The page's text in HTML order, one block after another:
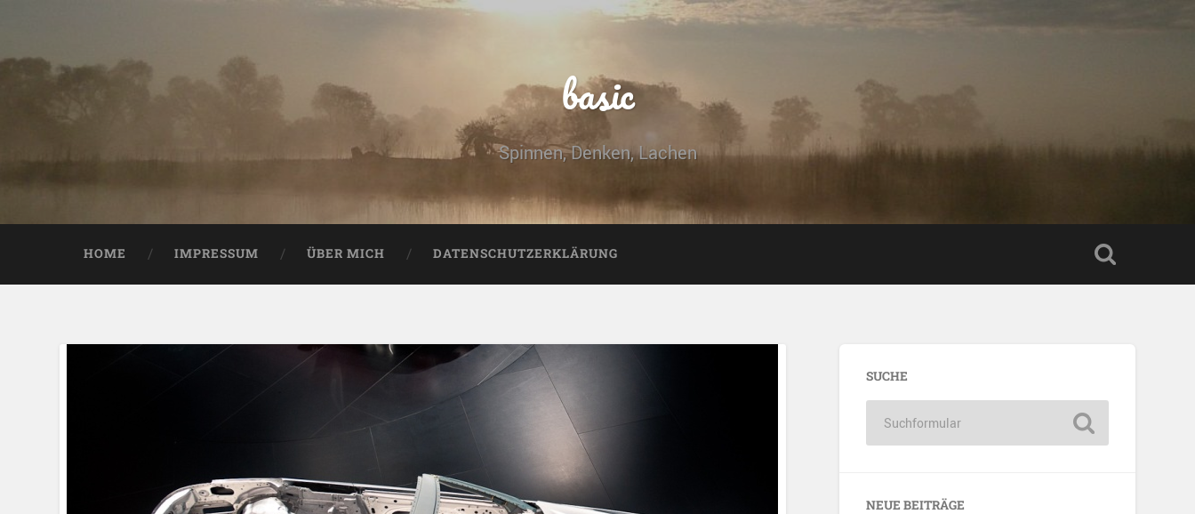
basic
Spinnen, Denken, Lachen
HOME IMPRESSUM ÜBER MICH DATENSCHUTZERKLÄRUNG
SUCHE
NEUE BEITRÄGE